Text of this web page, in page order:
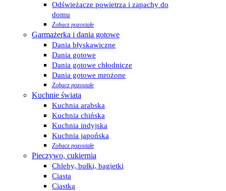
Odświeżacze powietrza i zapachy do
domu
Zobacz pozostałe
Garmażerka i dania gotowe
Dania błyskawiczne
Dania gotowe
Dania gotowe chłodnicze
Dania gotowe mrożone
Zobacz pozostałe
Kuchnie świata
Kuchnia arabska
Kuchnia chińska
Kuchnia indyjska
Kuchnia japońska
Zobacz pozostałe
Pieczywo, cukiernia
Chleby, bułki, bagietki
Ciasta
Ciastka